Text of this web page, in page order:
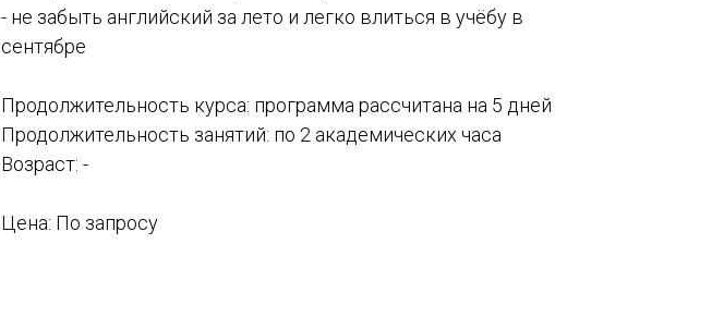
- не забыть английский за лето и легко влиться в учёбу в
сентябре
Продолжительность курса: программа рассчитана на 5 дней
Продолжительность занятий: по 2 академических часа
Возраст: -
Цена: По запросу